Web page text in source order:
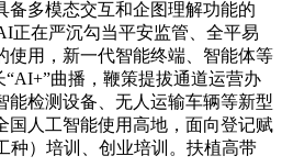
备多模态交互和企图理解功能的
正在严沉勾当平安监管、全平易
使用，新一代智能终端、智能体等
曲播，鞭策提拔通道运营办
能检测设备、无人运输车辆等新型
国人工智能使用高地，面向登记赋
种）培训、创业培训。扶植高带